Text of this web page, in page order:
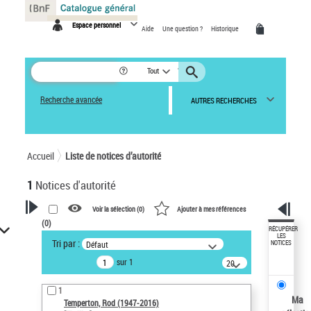
Espace personnel Aide Une question ? Historique
Tout
Recherche avancée AUTRES RECHERCHES
Accueil Liste de notices d’autorité
1 Notices d'autorité
VOTRE RECHERCHE
Recherche avancée dans les
notices d’autorité
Œuvres liées à l'auteur :
Temperton, Rod (1947-2016)
Voir la sélection (0) Ajouter à mes références
(0)
Tri par : Défaut
sur 1
20
résultats/page
1
Temperton, Rod (1947-2016)
RÉCUPÉRER
LES
NOTICES
Ma
Panneau de gestion des cookies